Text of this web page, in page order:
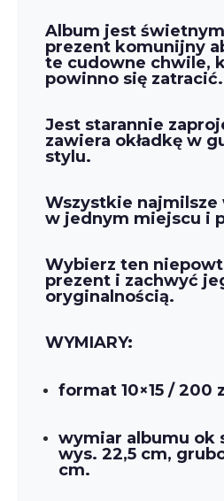
Album jest świetnym
prezent komunijny
te cudowne chwile,
powinno się zatracić.
Jest starannie
zawiera okładkę w
stylu.
Wszystkie najmilsze
w jednym miejscu i
Wybierz ten
prezent i zachwyć
oryginalnością.
WYMIARY:
format 10×15 / 200
wymiar albumu ok
wys. 22,5 cm,
cm.